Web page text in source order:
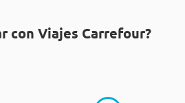
con Viajes Carrefour?